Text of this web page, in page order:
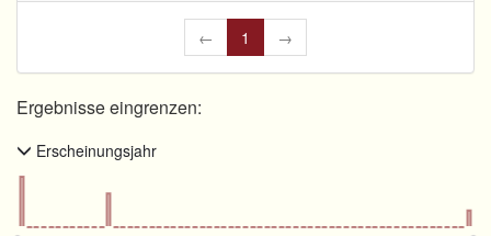
← 1 →
Ergebnisse eingrenzen:
Erscheinungsjahr